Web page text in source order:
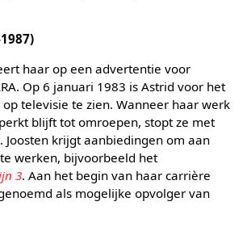
haar op een advertentie voor
Op 6 januari 1983 is Astrid voor het
televisie te zien. Wanneer haar werk
blijft tot omroepen, stopt ze met
Joosten krijgt aanbiedingen om aan
werken, bijvoorbeeld het
3. Aan het begin van haar carrière
als mogelijke opvolger van